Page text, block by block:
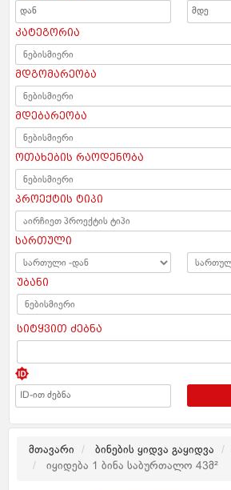
კატეგორია
მდგომარეობა
მდებარეობა
ოთახების რაოდენობა
პროექტის ტიპი
სართული
უბანი
სიტყვით ძებნა
მთავარი ბინების ყიდვა გაყიდვა
იყიდება 1 ბინა საბურთალო 43მ²